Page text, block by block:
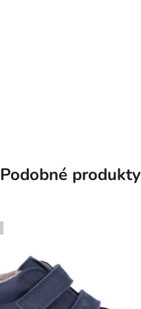
Podobné produkty